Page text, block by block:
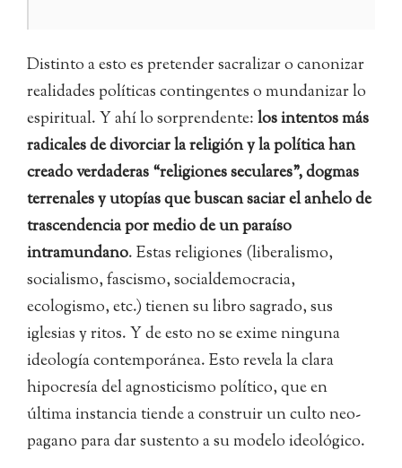
Distinto a esto es pretender sacralizar o canonizar
realidades políticas contingentes o mundanizar lo
espiritual. Y ahí lo sorprendente:los intentos más
radicales de divorciar la religión y la política han
creado verdaderas “religiones seculares”, dogmas
terrenales y utopías que buscan saciar el anhelo de
trascendencia por medio de un paraíso
intramundano. Estas religiones (liberalismo,
socialismo, fascismo, socialdemocracia,
ecologismo, etc.) tienen su libro sagrado, sus
iglesias y ritos. Y de esto no se exime ninguna
ideología contemporánea. Esto revela la clara
hipocresía del agnosticismo político, que en
última instancia tiende a construir un culto neo-
pagano para dar sustento a su modelo ideológico.